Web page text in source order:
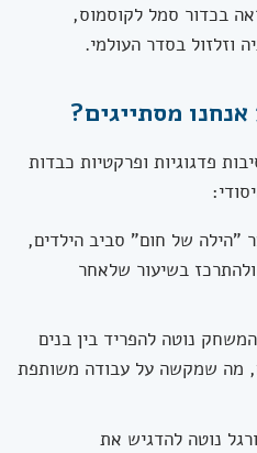
בכדור סמל לקוסמוס,
וזלזול בסדר העולמי.
מסתייגים?
פדגוגיות ופרקטיות כבדות
"הילה של חום" סביב הילדים,
בשיעור שלאחר
המשחק נוטה להפריד בין בנים
מה שמקשה על עבודה משותפת
נוטה להדגיש את